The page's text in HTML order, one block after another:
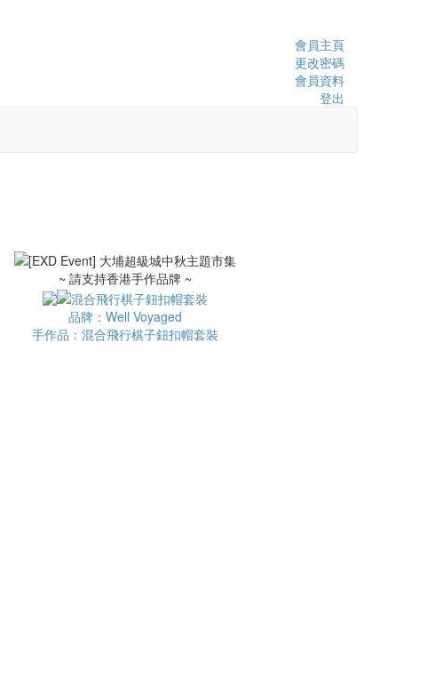
會員主頁
更改密碼
會員資料
登出
~ 請支持香港手作品牌 ~
品牌：Well Voyaged
手作品：混合飛行棋子鈕扣帽套裝